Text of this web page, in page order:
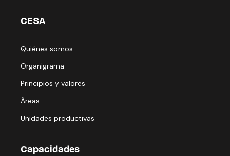
CESA
Quiénes somos
Organigrama
Principios y valores
Áreas
Unidades productivas
Capacidades